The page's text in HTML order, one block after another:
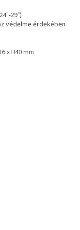
29")
védelme érdekében
x H40 mm